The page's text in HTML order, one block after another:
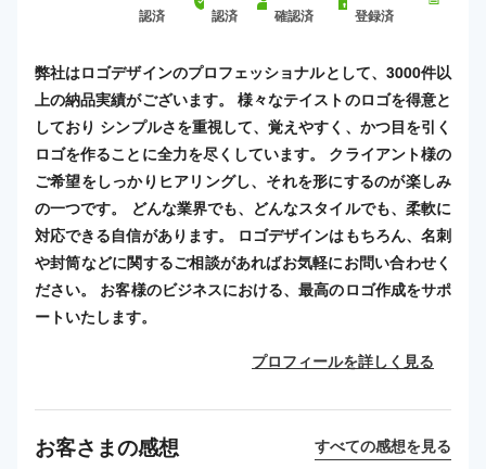
認済
認済
確認済
登録済
弊社はロゴデザインのプロフェッショナルとして、3000件以
上の納品実績がございます。 様々なテイストのロゴを得意と
しており シンプルさを重視して、覚えやすく、かつ目を引く
ロゴを作ることに全力を尽くしています。 クライアント様の
ご希望をしっかりヒアリングし、それを形にするのが楽しみ
の一つです。 どんな業界でも、どんなスタイルでも、柔軟に
対応できる自信があります。 ロゴデザインはもちろん、名刺
や封筒などに関するご相談があればお気軽にお問い合わせく
ださい。 お客様のビジネスにおける、最高のロゴ作成をサポ
ートいたします。
プロフィールを詳しく見る
お客さまの感想 すべての感想を見る